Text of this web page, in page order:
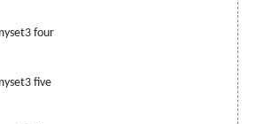
four
five